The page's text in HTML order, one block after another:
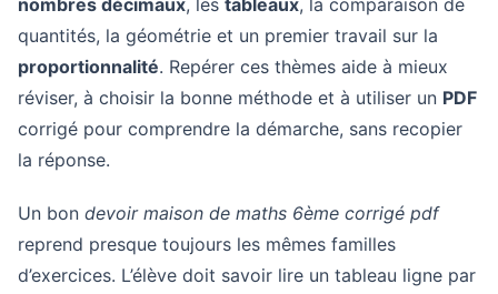
nombres décimaux, les tableaux, la comparaison de
quantités, la géométrie et un premier travail sur la
proportionnalité. Repérer ces thèmes aide à mieux
réviser, à choisir la bonne méthode et à utiliser un PDF
corrigé pour comprendre la démarche, sans recopier
la réponse.
Un bon devoir maison de maths 6ème corrigé pdf
reprend presque toujours les mêmes familles
d’exercices. L’élève doit savoir lire un tableau ligne par